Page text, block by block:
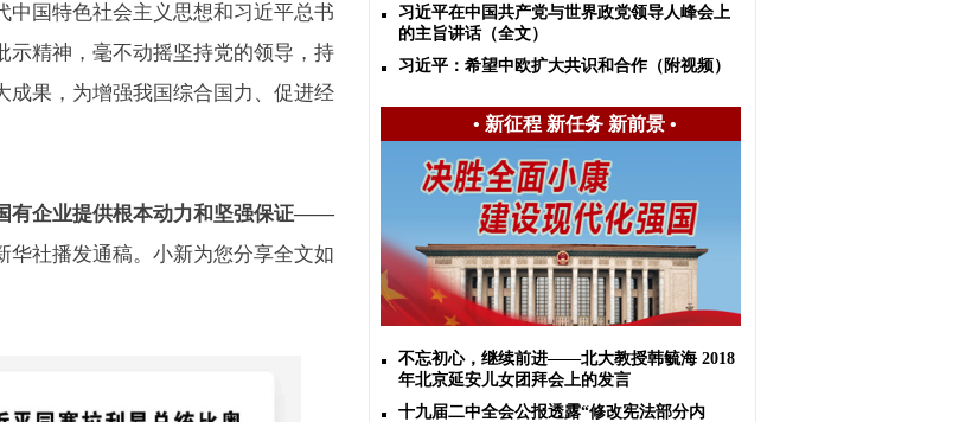
国特色社会主义思想和习近平总书
示精神，毫不动摇坚持党的领导，持
成果，为增强我国综合国力、促进经
有企业提供根本动力和坚强保证——
华社播发通稿。小新为您分享全文如
习近平在中国共产党与世界政党领导人峰会上
的主旨讲话（全文）
习近平：希望中欧扩大共识和合作（附视频）
• 新征程 新任务 新前景•
不忘初心，继续前进——北大教授韩毓海 2018
年北京延安儿女团拜会上的发言
十九届二中全会公报透露“修改宪法部分内